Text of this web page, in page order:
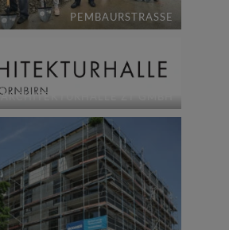
PEMBAURSTRASSE
ARCHITEKTURHALLE ZT GMBH